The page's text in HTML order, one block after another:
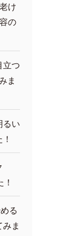
け
の
立つ
ま
るい
る
ま